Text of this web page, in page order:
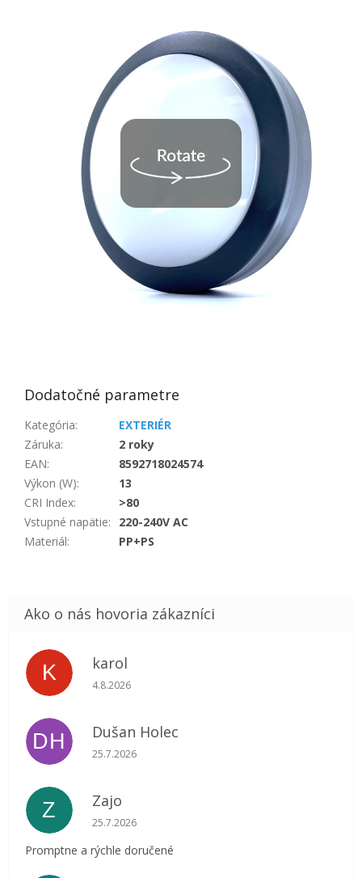
Dodatočné parametre
Kategória:
EXTERIÉR
Záruka:
2 roky
EAN:
8592718024574
Výkon (W):
13
CRI Index:
>80
Vstupné napätie:
220-240V AC
Materiál: PP+PS
K karol
Hodnotenie obchodu je 5 z 5 hviezdičiek.
4.8.2026
DH Dušan Holec
Hodnotenie obchodu je 5 z 5 hviezdičiek.
25.7.2026
Z Zajo
Hodnotenie obchodu je 5 z 5 hviezdičiek.
25.7.2026
Promptne a rýchle doručené